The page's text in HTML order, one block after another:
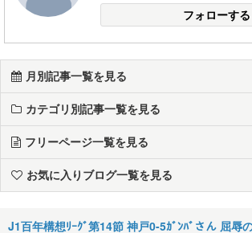
フォローする
月別記事一覧を見る
カテゴリ別記事一覧を見る
フリーページ一覧を見る
お気に入りブログ一覧を見る
J1百年構想ﾘｰｸﾞ第14節 神戸0-5ｶﾞﾝﾊﾞさん 屈辱